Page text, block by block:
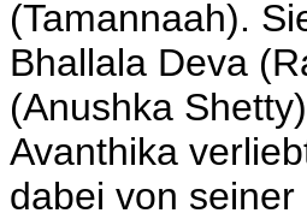
(Tamannaah).
Bhallala Deva
(Anushka
Avanthika
dabei von